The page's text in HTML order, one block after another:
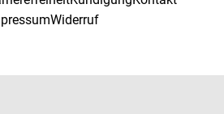
Widerruf